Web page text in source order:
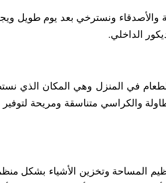
والأصدقاء ونسترخي بعد يوم طويل
الداخلي.
الطعام في المنزل وهي المكان الذي
والكراسي متناسقة ومريحة
المساحة وتخزين الأشياء بشكل